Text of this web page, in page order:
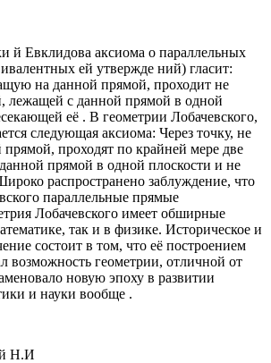
й Евклидова аксиома о параллельных
ей утвержде ний) гласит:
на данной прямой, проходит не
лежащей с данной прямой в одной
её . В геометрии Лобачевского,
следующая аксиома: Через точку, не
проходят по крайней мере две
прямой в одной плоскости и не
распространено заблуждение, что
параллельные прямые
Лобачевского имеет обширные
так и в физике. Историческое и
состоит в том, что её построением
возможность геометрии, отличной от
новую эпоху в развитии
и науки вообще .
Н.И